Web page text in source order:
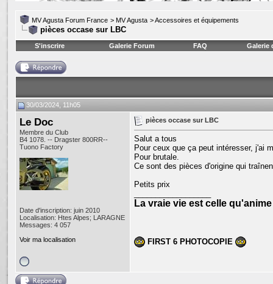
MV Agusta Forum France > MV Agusta >Accessoires et équipements
pièces occase sur LBC
S'inscrire Galerie Forum FAQ Galerie
30/03/2024, 11h05
Le Doc
Membre du Club
B4 1078. -- Dragster 800RR--
Tuono Factory
Date d'inscription: juin 2010
Localisation: Htes Alpes; LARAGNE
Messages: 4 057
Voir ma localisation
pièces occase sur LBC
Salut a tous
Pour ceux que ça peut intéresser, j'ai
Pour brutale.
Ce sont des pièces d'origine qui
Petits prix
La vraie vie est celle
FIRST 6 PHOTOCOPIE